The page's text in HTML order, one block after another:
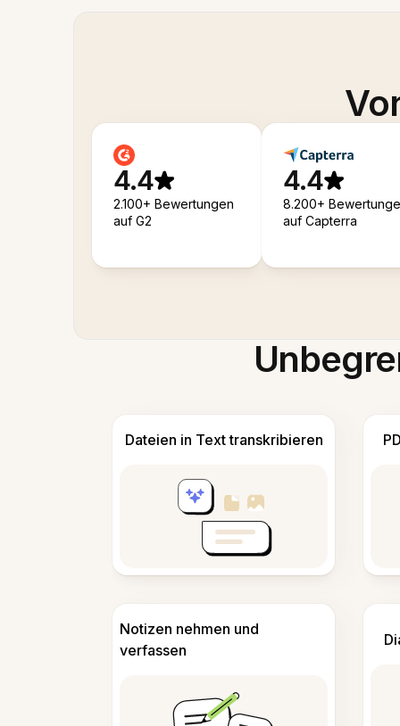
4.4
2.100+ Bewertungen
auf G2
4.4
8.200+
auf Capterra
Dateien in Text transkribieren
Notizen nehmen und
verfassen